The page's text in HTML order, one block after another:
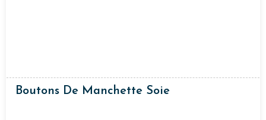
Boutons De Manchette Soie